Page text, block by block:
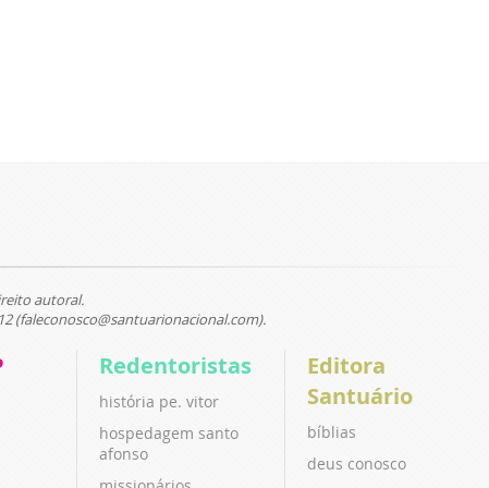
autoral.
(faleconosco@santuarionacional.com).
Redentoristas
história pe. vitor
hospedagem santo
afonso
Editora
Santuário
bíblias
deus conosco